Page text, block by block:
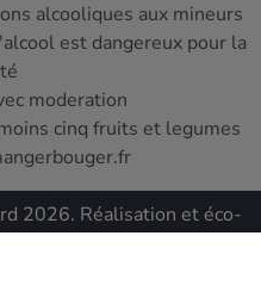
alcooliques aux mineurs
est dangereux pour la
moderation
cinq fruits et legumes
2026. Réalisation et éco-